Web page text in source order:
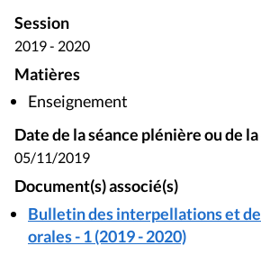
Session
2019 - 2020
Matières
Enseignement
Date de la séance plénière ou de
05/11/2019
Document(s) associé(s)
Bulletin des interpellations et
orales - 1 (2019 - 2020)